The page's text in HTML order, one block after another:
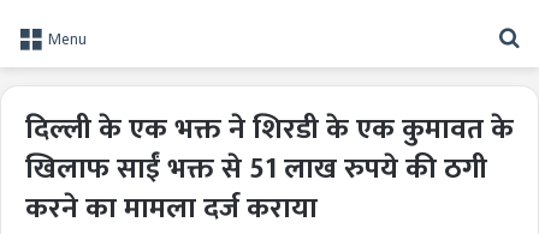
Menu
दिल्ली के एक भक्त ने शिरडी के एक कुमावत के
खिलाफ साईं भक्त से 51 लाख रुपये की ठगी
करने का मामला दर्ज कराया